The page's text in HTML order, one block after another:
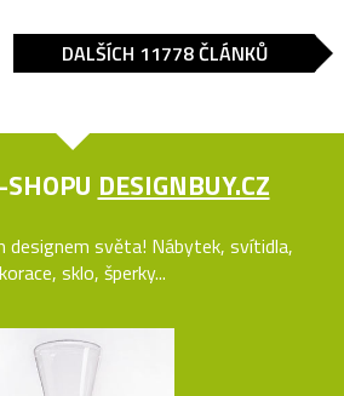
DALŠÍCH 11778 ČLÁNKŮ
DESIGNBUY.CZ
designem světa! Nábytek, svítidla,
sklo, šperky...